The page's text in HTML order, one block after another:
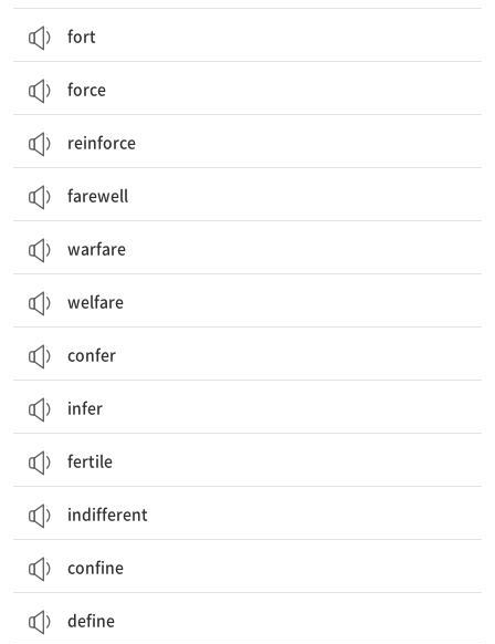
fort
force
reinforce
farewell
warfare
welfare
confer
infer
fertile
indifferent
confine
define